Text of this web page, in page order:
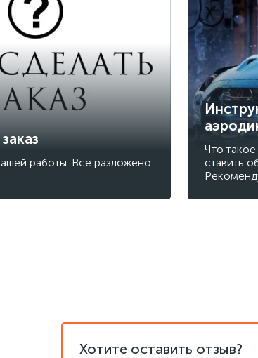
работы. Все разложено
Что
ставить
Хотите оставить отзыв?